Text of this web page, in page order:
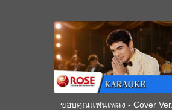
ขอบคุณแฟนเพลง - Cover Ver.